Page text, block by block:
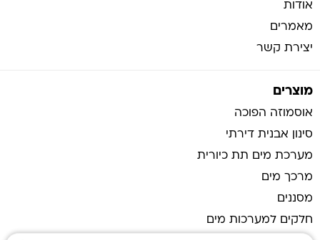
אודות
מאמרים
יצירת קשר
מוצרים
אוסמוזה הפוכה
סינון אבנית דירתי
מערכת מים תת כיורית
מרכך מים
מסננים
חלקים למערכות מים